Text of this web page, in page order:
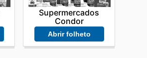
Supermercados
Condor
Abrir folheto